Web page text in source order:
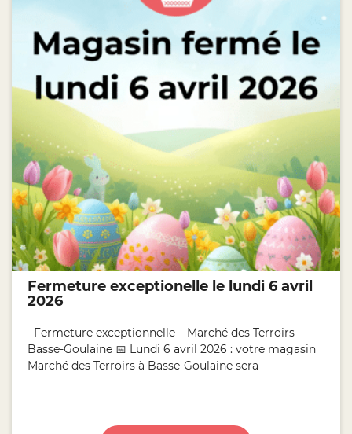
Fermeture exceptionelle le lundi 6 avril
2026
Fermeture exceptionnelle – Marché des Terroirs
Basse-Goulaine 📅 Lundi 6 avril 2026 : votre magasin
Marché des Terroirs à Basse-Goulaine sera